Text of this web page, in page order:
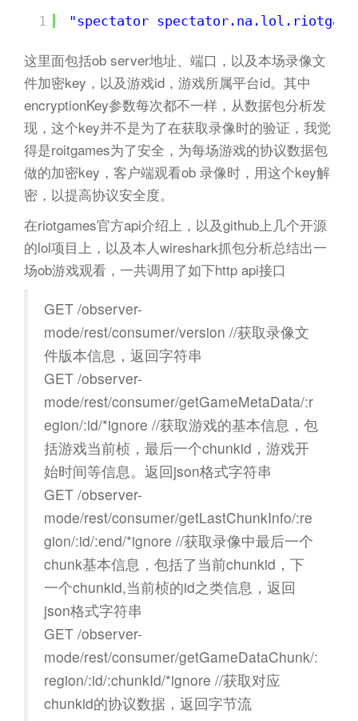
1 "spectator
这里面包括ob server地址、端口，以及本场录像文
件加密key，以及游戏id，游戏所属平台id。其中
encryptionKey参数每次都不一样，从数据包分析发
现，这个key并不是为了在获取录像时的验证，我觉
得是roitgames为了安全，为每场游戏的协议数据包
做的加密key，客户端观看ob 录像时，用这个key解
密，以提高协议安全度。
在riotgames官方api介绍上，以及github上几个开源
的lol项目上，以及本人wireshark抓包分析总结出一
场ob游戏观看，一共调用了如下http api接口
GET /observer-
mode/rest/consumer/version //获取录像文
件版本信息，返回字符串
GET /observer-
mode/rest/consumer/getGameMetaData/:r
egion/:id/*ignore //获取游戏的基本信息，包
括游戏当前桢，最后一个chunkid，游戏开
始时间等信息。返回json格式字符串
GET /observer-
mode/rest/consumer/getLastChunkInfo/:re
gion/:id/:end/*ignore //获取录像中最后一个
chunk基本信息，包括了当前chunkid，下
一个chunkid,当前桢的id之类信息，返回
json格式字符串
GET /observer-
mode/rest/consumer/getGameDataChunk/:
region/:id/:chunkId/*ignore //获取对应
chunkid的协议数据，返回字节流